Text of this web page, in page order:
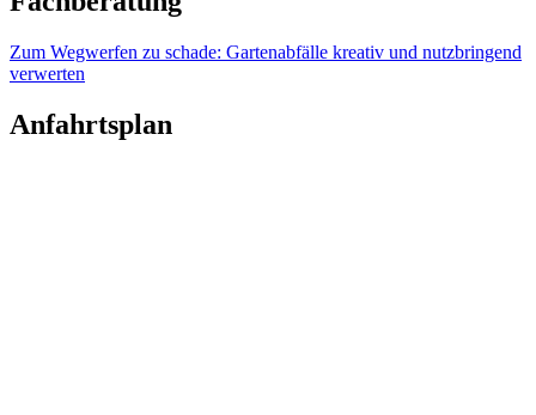
Zum Wegwerfen zu schade: Gartenabfälle kreativ und nutzbringend
verwerten
Anfahrtsplan